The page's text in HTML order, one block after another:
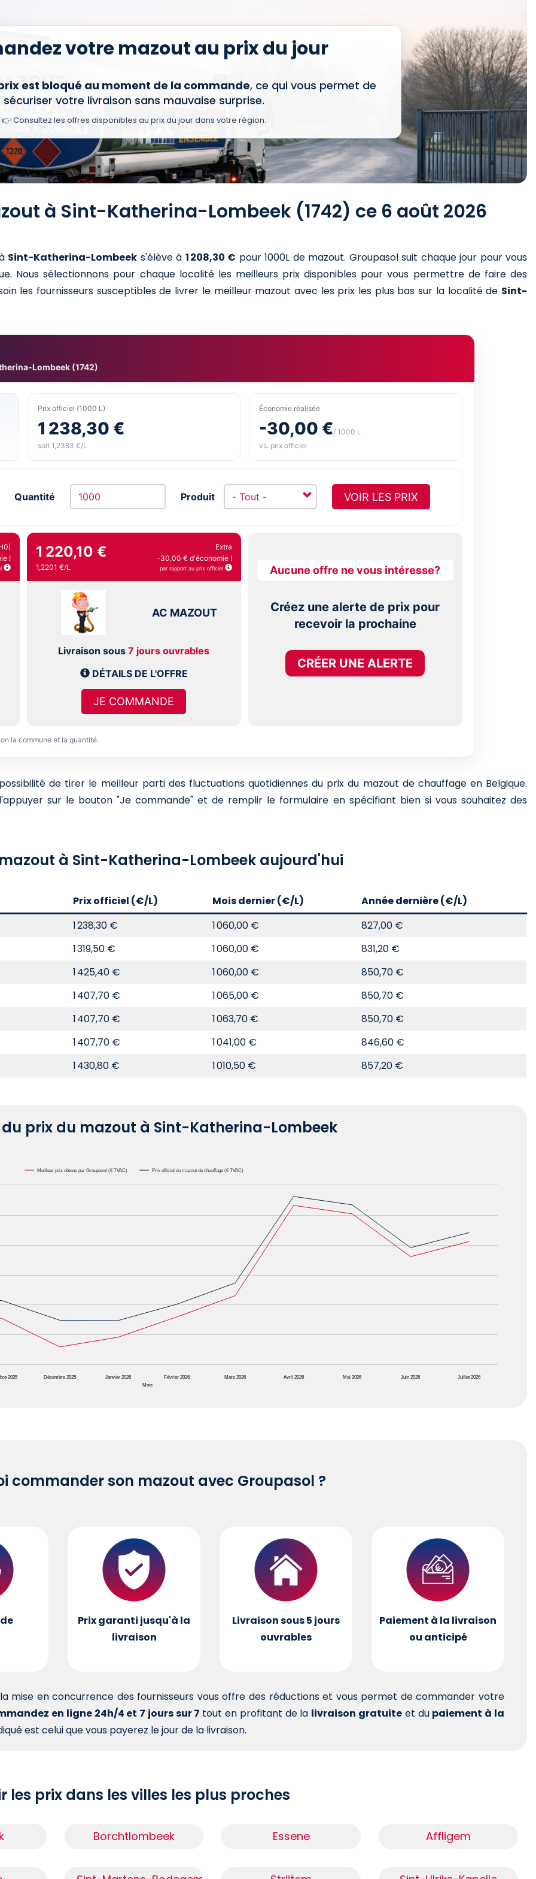
votre mazout au prix du jour
est bloqué au moment de la commande, ce qui vous permet de
sécuriser votre livraison sans mauvaise surprise.
👉 Consultez les offres disponibles au prix du jour dans votre région.
à Sint-Katherina-Lombeek (1742) ce 6 août 2026
Sint-Katherina-Lombeek s'élève à 1 208,30 € pour 1000L de mazout. Groupasol suit chaque jour pour vous
Nous sélectionnons pour chaque localité les meilleurs prix disponibles pour vous permettre de faire des
les fournisseurs susceptibles de livrer le meilleur mazout avec les prix les plus bas sur la localité de Sint-
Lombeek (1742)
Prix officiel (1000 L)
1 238,30 €
soit 1,2383 €/L
Économie réalisée
-30,00 €/ 1000 L
vs. prix officiel
Quantité Produit VOIR LES PRIX
!
1 220,10 €
1,2201 €/L
Extra
-30,00 € d'économie !
par rapport au prix officiel
AC MAZOUT
Livraison sous7 jours ouvrables
DÉTAILS DE L'OFFRE
JE COMMANDE
Aucune offre ne vous intéresse?
Créez une alerte de prix pour
recevoir la prochaine
CRÉER UNE ALERTE
la commune et la quantité.
de tirer le meilleur parti des fluctuations quotidiennes du prix du mazout de chauffage en Belgique.
sur le bouton "Je commande" et de remplir le formulaire en spécifiant bien si vous souhaitez des
à Sint-Katherina-Lombeek aujourd'hui
Prix officiel (€/L) Mois dernier (€/L)
Année dernière (€/L)
1 238,30 € 1 060,00 €
827,00 €
1 319,50 € 1 060,00 €
831,20 €
1 425,40 € 1 060,00 €
850,70 €
1 407,70 € 1 065,00 €
850,70 €
1 407,70 € 1 063,70 €
850,70 €
1 407,70 € 1 041,00 €
846,60 €
1 430,80 € 1 010,50 € 857,20 €
du prix du mazout à Sint-Katherina-Lombeek
Mois
Meilleur prix obtenu par Groupasol (€ TVAC) Prix officiel du mazout de chauffage (€ TVAC)
2025 Décembre 2025 Janvier 2026 Février 2026 Mars 2026 Avril 2026 Mai 2026 Juin 2026 Juillet 2026
commander son mazout avec Groupasol ?
Prix garanti jusqu'à la
livraison
Livraison sous 5 jours
ouvrables
Paiement à la livraison
ou anticipé
mise en concurrence des fournisseurs vous offre des réductions et vous permet de commander votre
en ligne 24h/4 et 7 jours sur 7 tout en profitant de la livraison gratuite et du paiement à la
est celui que vous payerez le jour de la livraison.
les prix dans les villes les plus proches
Borchtlombeek Essene Affligem